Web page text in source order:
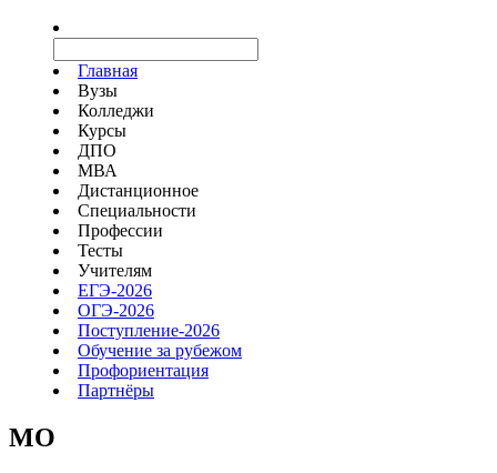
Главная
Вузы
Колледжи
Курсы
ДПО
МВА
Дистанционное
Специальности
Профессии
Тесты
Учителям
ЕГЭ-2026
ОГЭ-2026
Поступление-2026
Обучение за рубежом
Профориентация
Партнёры
MO